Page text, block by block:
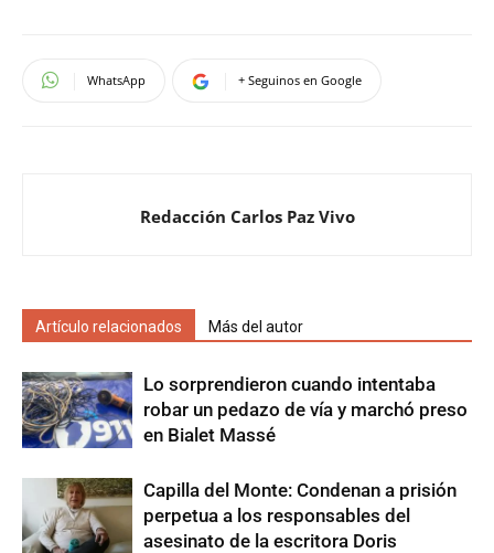
WhatsApp + Seguinos en Google
Redacción Carlos Paz Vivo
Artículo relacionados Más del autor
Lo sorprendieron cuando intentaba
robar un pedazo de vía y marchó preso
en Bialet Massé
Capilla del Monte: Condenan a prisión
perpetua a los responsables del
asesinato de la escritora Doris